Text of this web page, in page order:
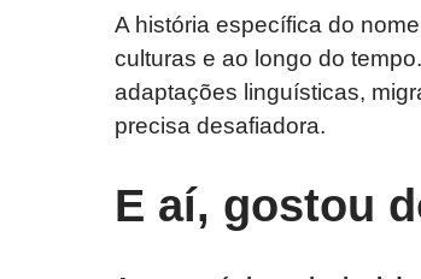
A história específica do
culturas e ao longo do
adaptações linguísticas,
precisa desafiadora.
E aí, gostou